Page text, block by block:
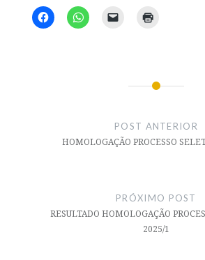
POST ANTERIOR
HOMOLOGAÇÃO PROCESSO
PRÓXIMO POST
RESULTADO HOMOLOGAÇÃO
2025/1